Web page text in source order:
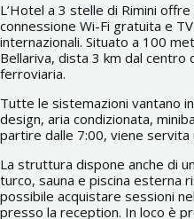
L’Hotel a 3 stelle di Rimini
connessione Wi-Fi gratuita e
internazionali. Situato a 100
Bellariva, dista 3 km dal centro
ferroviaria.
Tutte le sistemazioni vantano
design, aria condizionata,
partire dalle 7:00, viene servita
La struttura dispone anche di
turco, sauna e piscina esterna
possibile acquistare sessioni
presso la reception. In loco è